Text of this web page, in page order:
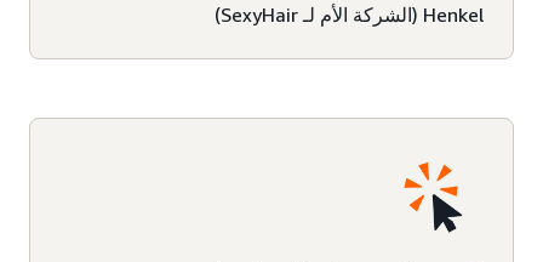
Henkel (الشركة الأم لـ SexyHair)